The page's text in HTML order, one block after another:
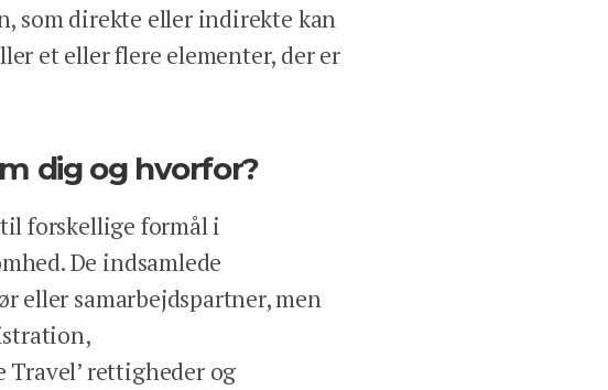
som direkte eller indirekte kan
et eller flere elementer, der er
dig og hvorfor?
forskellige formål i
De indsamlede
eller samarbejdspartner, men
rettigheder og